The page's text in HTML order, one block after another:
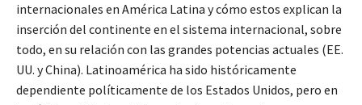
internacionales en América Latina y cómo estos explican la
inserción del continente en el sistema internacional, sobre
todo, en su relación con las grandes potencias actuales (EE.
UU. y China). Latinoamérica ha sido históricamente
dependiente políticamente de los Estados Unidos, pero en